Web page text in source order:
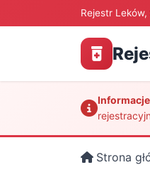
Rejestr Leków,
Strona